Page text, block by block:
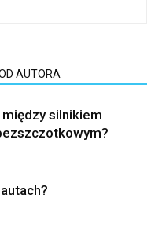
AUTORA
silnikiem